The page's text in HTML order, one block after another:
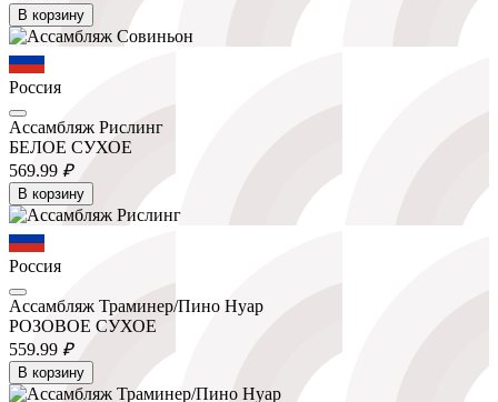
В корзину
Россия
Ассамбляж Рислинг
БЕЛОЕ СУХОЕ
569.99 ₽
В корзину
Россия
Ассамбляж Траминер/Пино Нуар
РОЗОВОЕ СУХОЕ
559.99 ₽
В корзину